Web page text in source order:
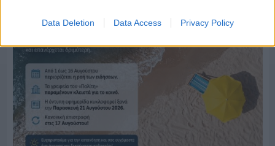
Data Deletion Data Access Privacy Policy